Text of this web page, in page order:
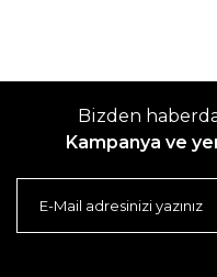
Bizden
Kampanya ve